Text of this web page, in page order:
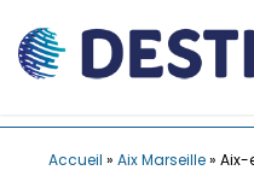
Accueil » Aix Marseille» Aix-